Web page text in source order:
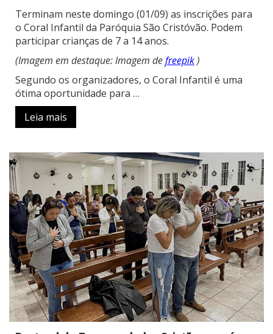
Terminam neste domingo (01/09) as inscrições para
o Coral Infantil da Paróquia São Cristóvão. Podem
participar crianças de 7 a 14 anos.
(Imagem em destaque: Imagem defreepik)
Segundo os organizadores, o Coral Infantil é uma
ótima oportunidade para …
Leia mais